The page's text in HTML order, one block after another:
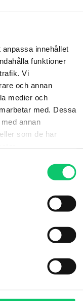
innehållet
funktioner
Vi
och annan
medier och
med. Dessa
annan
som de har